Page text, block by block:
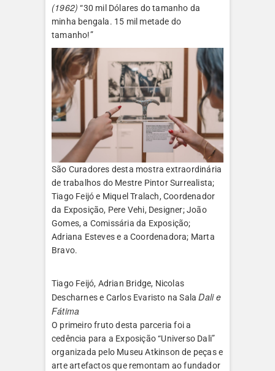
(1962) “30 mil Dólares do tamanho da
minha bengala. 15 mil metade do
tamanho!”
São Curadores desta mostra extraordinária
de trabalhos do Mestre Pintor Surrealista;
Tiago Feijó e Miquel Tralach, Coordenador
da Exposição, Pere Vehi, Designer; João
Gomes, a Comissária da Exposição;
Adriana Esteves e a Coordenadora; Marta
Bravo.
Tiago Feijó, Adrian Bridge, Nicolas
Descharnes e Carlos Evaristo na SalaDali e
Fátima
O primeiro fruto desta parceria foi a
cedência para a Exposição “Universo Dali”
organizada pelo Museu Atkinson de peças e
arte artefactos que remontam ao fundador